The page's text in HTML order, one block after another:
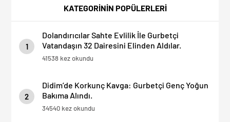
KATEGORİNİN POPÜLERLERİ
1
Dolandırıcılar Sahte Evlilik İle Gurbetçi
Vatandaşın 32 Dairesini Elinden Aldılar.
41538 kez okundu
2
Didim’de Korkunç Kavga: Gurbetçi Genç Yoğun
Bakıma Alındı.
34540 kez okundu
Gümrükler Kilitlendi!
Kapatıldı! Tahliyeler